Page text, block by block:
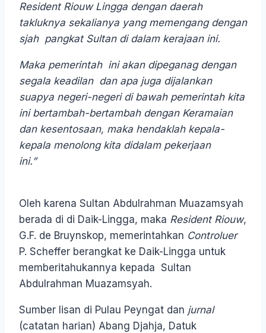
Resident Riouw Lingga dengan daerah
takluknya sekalianya yang memengang dengan
sjah pangkat Sultan di dalam kerajaan ini.
Maka pemerintah ini akan dipeganag dengan
segala keadilan dan apa juga dijalankan
suapya negeri-negeri di bawah pemerintah kita
ini bertambah-bertambah dengan Keramaian
dan kesentosaan, maka hendaklah kepala-
kepala menolong kita didalam pekerjaan
ini.”
Oleh karena Sultan Abdulrahman Muazamsyah
berada di di Daik-Lingga, maka Resident Riouw,
G.F. de Bruynskop, memerintahkan Controluer
P. Scheffer berangkat ke Daik-Lingga untuk
memberitahukannya kepada Sultan
Abdulrahman Muazamsyah.
Sumber lisan di Pulau Peyngat dan jurnal
(catatan harian) Abang Djahja, Datuk